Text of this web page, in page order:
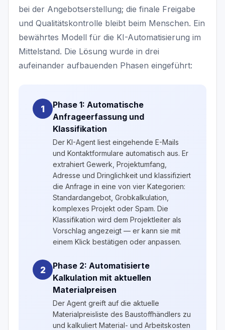
bei der Angebotserstellung; die finale Freigabe
und Qualitätskontrolle bleibt beim Menschen. Ein
bewährtes Modell für die KI-Automatisierung im
Mittelstand. Die Lösung wurde in drei
aufeinander aufbauenden Phasen eingeführt:
1
Phase 1: Automatische
Anfrageerfassung und
Klassifikation
Der KI-Agent liest eingehende E-Mails
und Kontaktformulare automatisch aus. Er
extrahiert Gewerk, Projektumfang,
Adresse und Dringlichkeit und klassifiziert
die Anfrage in eine von vier Kategorien:
Standardangebot, Grobkalkulation,
komplexes Projekt oder Spam. Die
Klassifikation wird dem Projektleiter als
Vorschlag angezeigt — er kann sie mit
einem Klick bestätigen oder anpassen.
2
Phase 2: Automatisierte
Kalkulation mit aktuellen
Materialpreisen
Der Agent greift auf die aktuelle
Materialpreisliste des Baustoffhändlers zu
und kalkuliert Material- und Arbeitskosten